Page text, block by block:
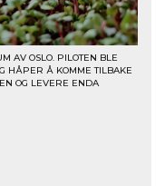
AV OSLO. PILOTEN BLE
HÅPER Å KOMME TILBAKE
OG LEVERE ENDA